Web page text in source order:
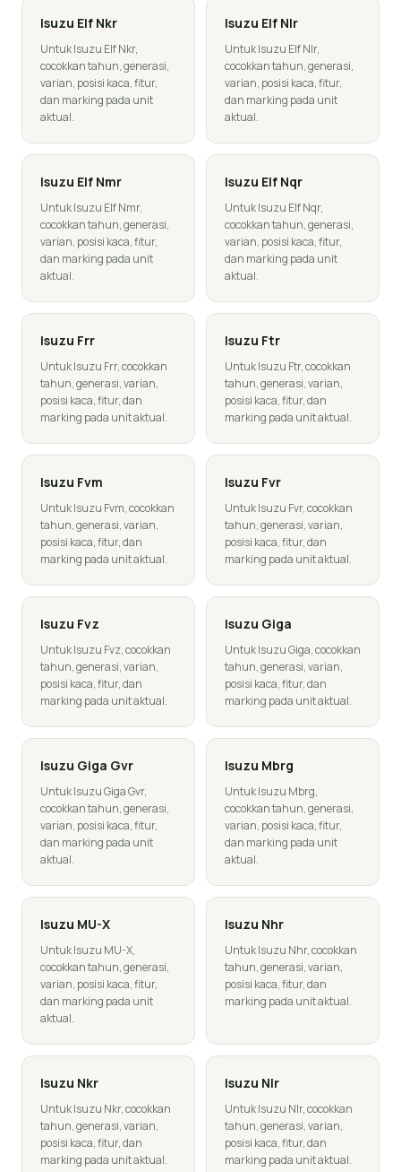
Isuzu Elf Nkr
Untuk Isuzu Elf Nkr,
cocokkan tahun, generasi,
varian, posisi kaca, fitur,
dan marking pada unit
aktual.
Isuzu Elf Nlr
Untuk Isuzu Elf Nlr,
cocokkan tahun, generasi,
varian, posisi kaca, fitur,
dan marking pada unit
aktual.
Isuzu Elf Nmr
Untuk Isuzu Elf Nmr,
cocokkan tahun, generasi,
varian, posisi kaca, fitur,
dan marking pada unit
aktual.
Isuzu Elf Nqr
Untuk Isuzu Elf Nqr,
cocokkan tahun, generasi,
varian, posisi kaca, fitur,
dan marking pada unit
aktual.
Isuzu Frr
Untuk Isuzu Frr, cocokkan
tahun, generasi, varian,
posisi kaca, fitur, dan
marking pada unit aktual.
Isuzu Ftr
Untuk Isuzu Ftr, cocokkan
tahun, generasi, varian,
posisi kaca, fitur, dan
marking pada unit aktual.
Isuzu Fvm
Untuk Isuzu Fvm, cocokkan
tahun, generasi, varian,
posisi kaca, fitur, dan
marking pada unit aktual.
Isuzu Fvr
Untuk Isuzu Fvr, cocokkan
tahun, generasi, varian,
posisi kaca, fitur, dan
marking pada unit aktual.
Isuzu Fvz
Untuk Isuzu Fvz, cocokkan
tahun, generasi, varian,
posisi kaca, fitur, dan
marking pada unit aktual.
Isuzu Giga
Untuk Isuzu Giga, cocokkan
tahun, generasi, varian,
posisi kaca, fitur, dan
marking pada unit aktual.
Isuzu Giga Gvr
Untuk Isuzu Giga Gvr,
cocokkan tahun, generasi,
varian, posisi kaca, fitur,
dan marking pada unit
aktual.
Isuzu Mbrg
Untuk Isuzu Mbrg,
cocokkan tahun, generasi,
varian, posisi kaca, fitur,
dan marking pada unit
aktual.
Isuzu MU-X
Untuk Isuzu MU-X,
cocokkan tahun, generasi,
varian, posisi kaca, fitur,
dan marking pada unit
aktual.
Isuzu Nhr
Untuk Isuzu Nhr, cocokkan
tahun, generasi, varian,
posisi kaca, fitur, dan
marking pada unit aktual.
Isuzu Nkr
Untuk Isuzu Nkr, cocokkan
tahun, generasi, varian,
posisi kaca, fitur, dan
marking pada unit aktual.
Isuzu Nlr
Untuk Isuzu Nlr, cocokkan
tahun, generasi, varian,
posisi kaca, fitur, dan
marking pada unit aktual.